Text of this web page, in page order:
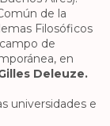
de la
Filosóficos
de
en
Deleuze.
universidades e